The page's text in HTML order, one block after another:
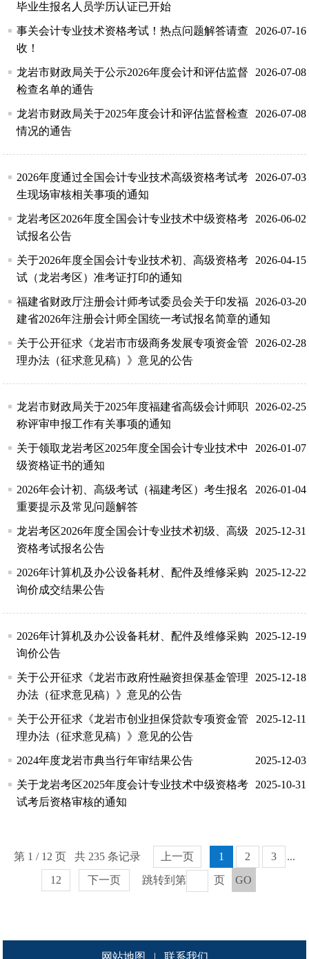
毕业生报名人员学历认证已开始
2026-07-16
事关会计专业技术资格考试！热点问题解答请查
收！
2026-07-08
龙岩市财政局关于公示2026年度会计和评估监督
检查名单的通告
2026-07-08
龙岩市财政局关于2025年度会计和评估监督检查
情况的通告
2026-07-03
2026年度通过全国会计专业技术高级资格考试考
生现场审核相关事项的通知
2026-06-02
龙岩考区2026年度全国会计专业技术中级资格考
试报名公告
2026-04-15
关于2026年度全国会计专业技术初、高级资格考
试（龙岩考区）准考证打印的通知
2026-03-20
福建省财政厅注册会计师考试委员会关于印发福
建省2026年注册会计师全国统一考试报名简章的通知
2026-02-28
关于公开征求《龙岩市市级商务发展专项资金管
理办法（征求意见稿）》意见的公告
2026-02-25
龙岩市财政局关于2025年度福建省高级会计师职
称评审申报工作有关事项的通知
2026-01-07
关于领取龙岩考区2025年度全国会计专业技术中
级资格证书的通知
2026-01-04
2026年会计初、高级考试（福建考区）考生报名
重要提示及常见问题解答
2025-12-31
龙岩考区2026年度全国会计专业技术初级、高级
资格考试报名公告
2025-12-22
2026年计算机及办公设备耗材、配件及维修采购
询价成交结果公告
2025-12-19
2026年计算机及办公设备耗材、配件及维修采购
询价公告
2025-12-18
关于公开征求《龙岩市政府性融资担保基金管理
办法（征求意见稿）》意见的公告
2025-12-11
关于公开征求《龙岩市创业担保贷款专项资金管
理办法（征求意见稿）》意见的公告
2025-12-03
2024年度龙岩市典当行年审结果公告
2025-10-31
关于龙岩考区2025年度会计专业技术中级资格考
试考后资格审核的通知
第 1 / 12 页 共 235 条记录 上一页 1 2 3
...
12
下一页 跳转到第 页 GO